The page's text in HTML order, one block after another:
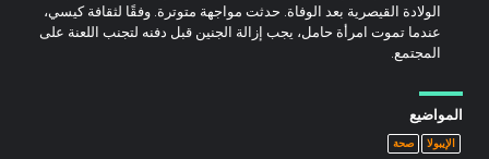
الولادة القيصرية بعد الوفاة. حدثت مواجهة متوترة. وفقًا لثقافة كيسي،
عندما تموت امرأة حامل، يجب إزالة الجنين قبل دفنه لتجنب اللعنة على
المجتمع.
المواضيع
الإيبولا صحة